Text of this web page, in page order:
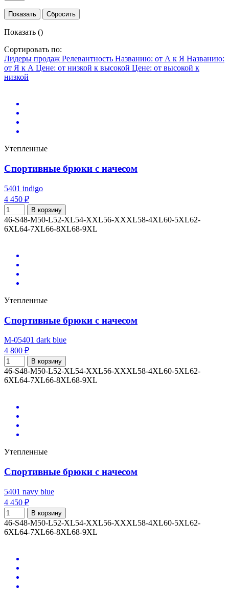
Показать ()
Сортировать по:
Лидеры продаж Релевантность Названию: от А к Я Названию:
от Я к А Цене: от низкой к высокой Цене: от высокой к
низкой
Утепленные
Спортивные брюки с начесом
5401 indigo
4 450 ₽
В корзину
46-S48-M50-L52-XL54-XXL56-XXXL58-4XL60-5XL62-
6XL64-7XL66-8XL68-9XL
Утепленные
Спортивные брюки с начесом
M-05401 dark blue
4 800 ₽
В корзину
46-S48-M50-L52-XL54-XXL56-XXXL58-4XL60-5XL62-
6XL64-7XL66-8XL68-9XL
Утепленные
Спортивные брюки с начесом
5401 navy blue
4 450 ₽
В корзину
46-S48-M50-L52-XL54-XXL56-XXXL58-4XL60-5XL62-
6XL64-7XL66-8XL68-9XL